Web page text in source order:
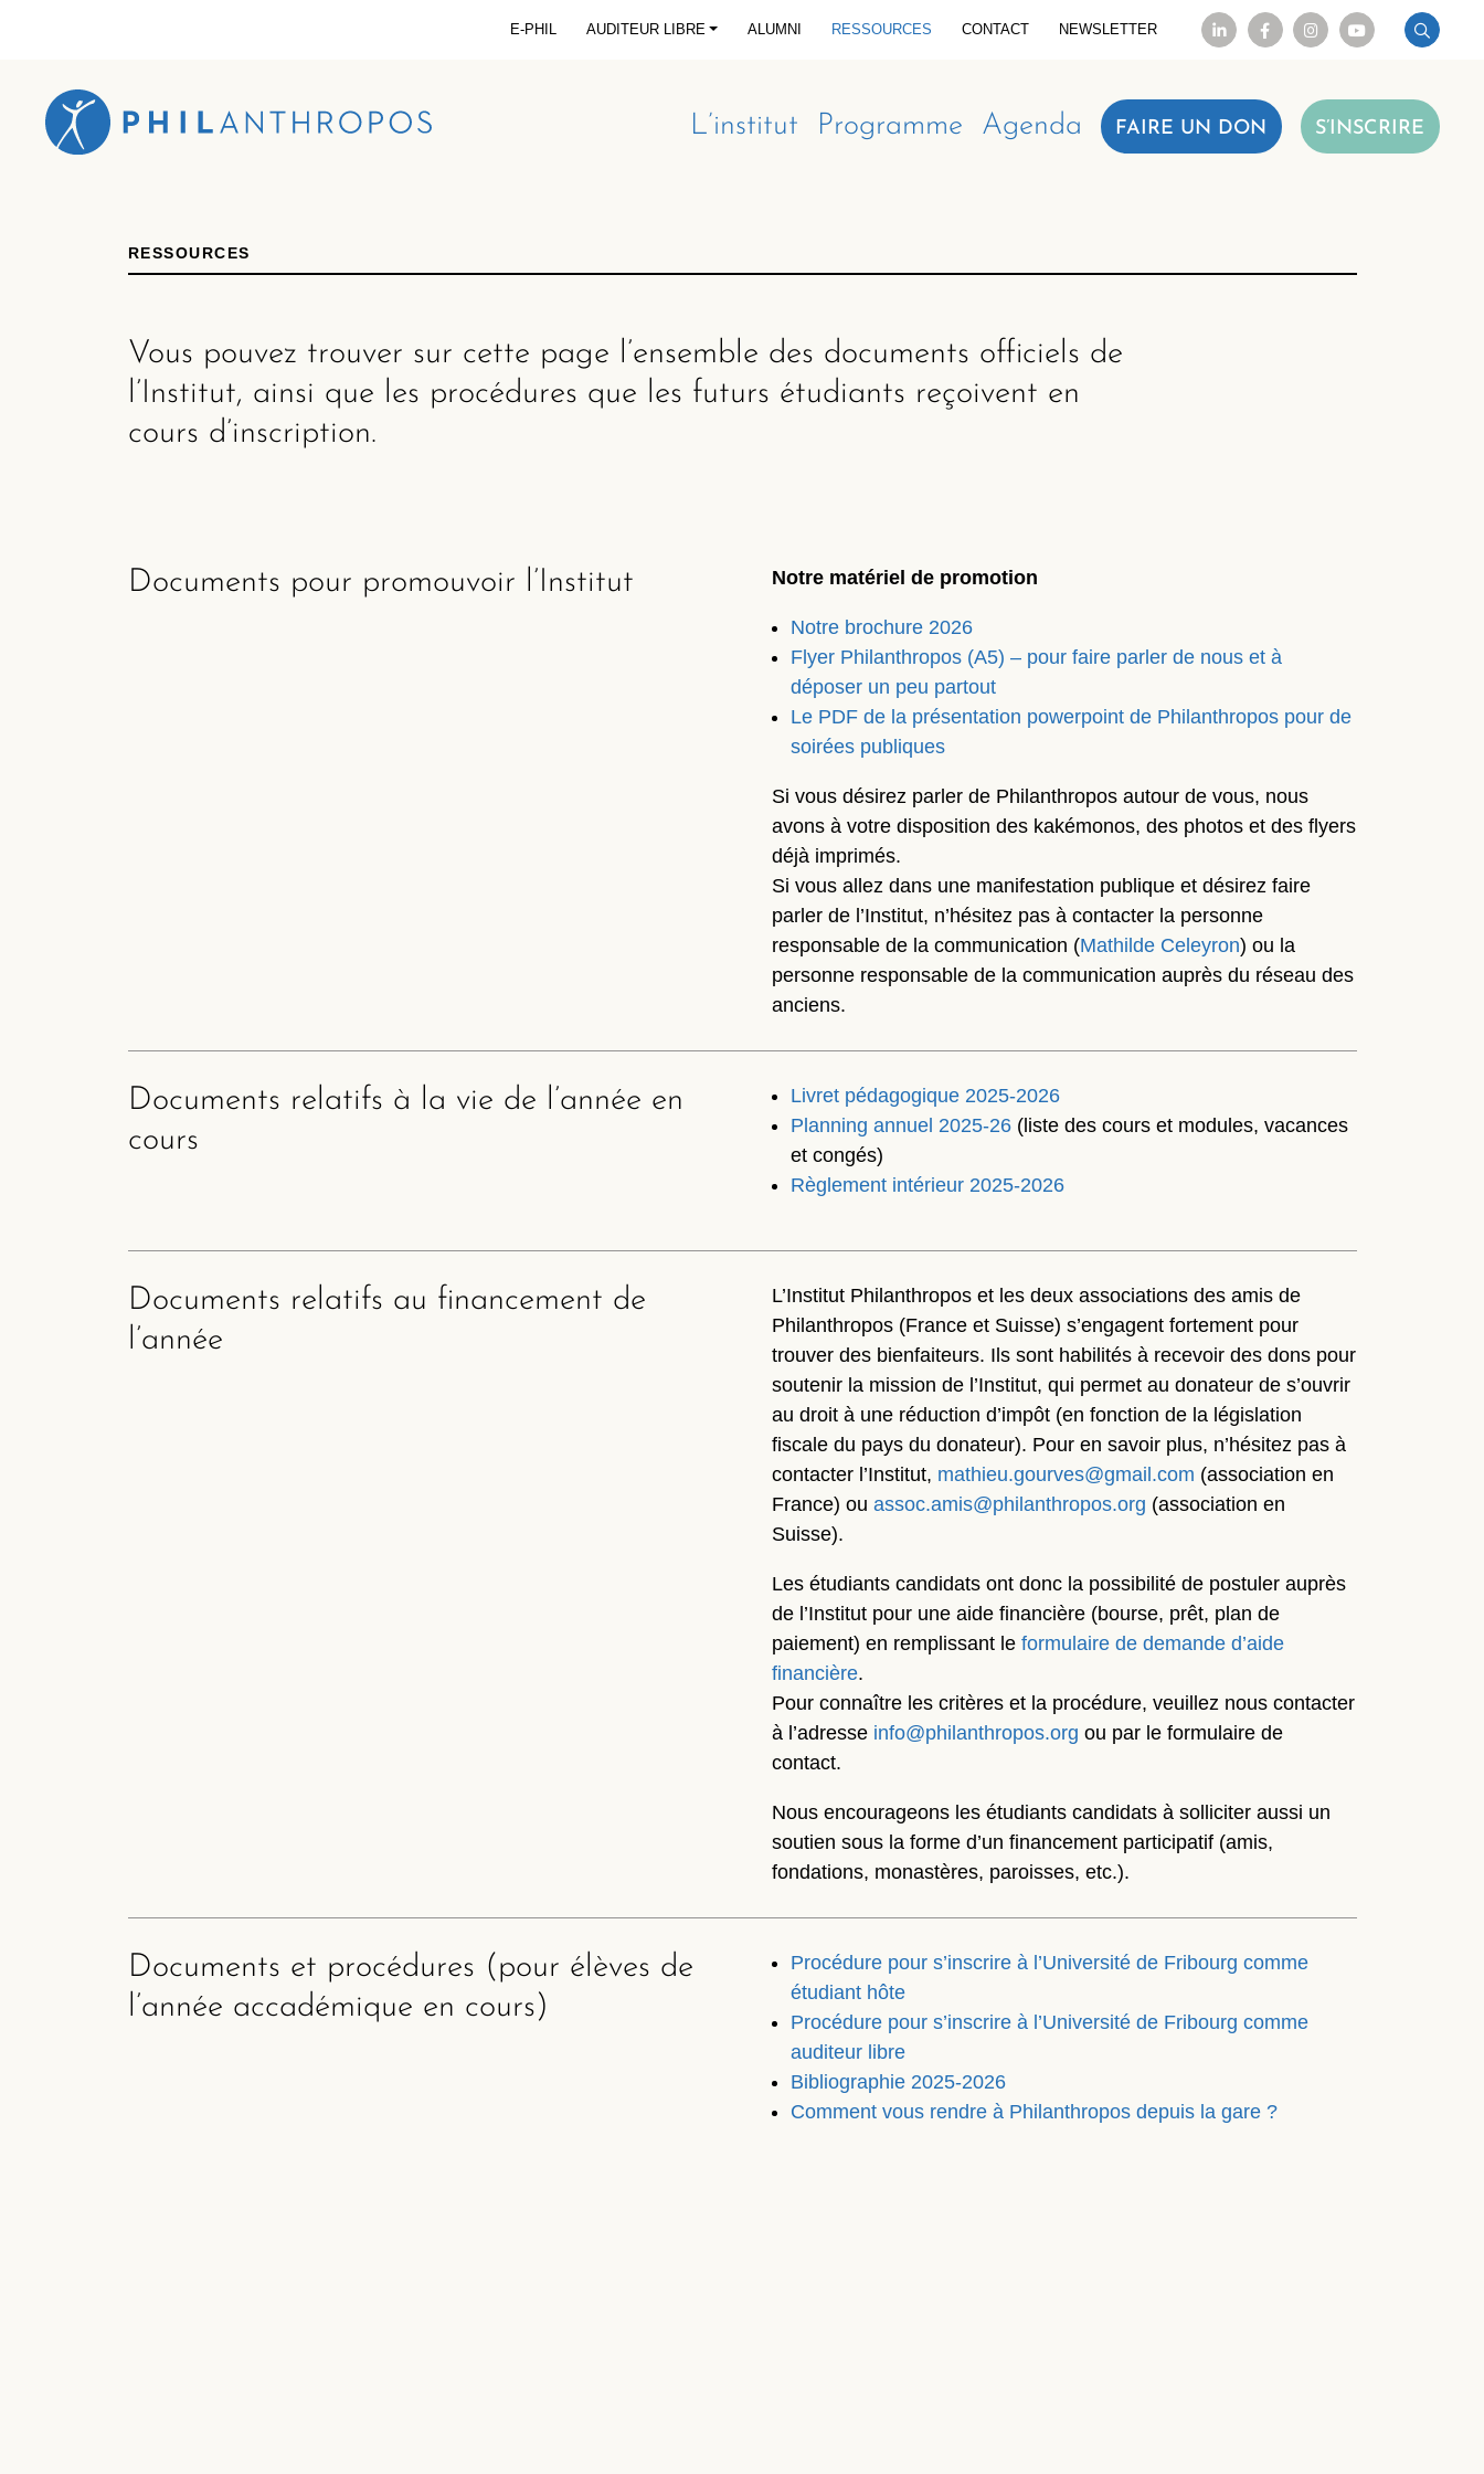
E-PHIL AUDITEUR LIBRE ALUMNI RESSOURCES CONTACT NEWSLETTER
L’institut Programme Agenda FAIRE UN DON S’INSCRIRE
RESSOURCES
Vous pouvez trouver sur cette page l’ensemble des documents officiels de
l’Institut, ainsi que les procédures que les futurs étudiants reçoivent en
cours d’inscription.
Documents pour promouvoir l’Institut Notre matériel de promotion
Notre brochure 2026
Flyer Philanthropos (A5) – pour faire parler de nous et à
déposer un peu partout
Le PDF de la présentation powerpoint de Philanthropos pour de
soirées publiques
Si vous désirez parler de Philanthropos autour de vous, nous
avons à votre disposition des kakémonos, des photos et des flyers
déjà imprimés.
Si vous allez dans une manifestation publique et désirez faire
parler de l’Institut, n’hésitez pas à contacter la personne
responsable de la communication (Mathilde Celeyron) ou la
personne responsable de la communication auprès du réseau des
anciens.
Documents relatifs à la vie de l’année en
cours
Livret pédagogique 2025-2026
Planning annuel 2025-26 (liste des cours et modules, vacances
et congés)
Règlement intérieur 2025-2026
Documents relatifs au financement de
l’année
L’Institut Philanthropos et les deux associations des amis de
Philanthropos (France et Suisse) s’engagent fortement pour
trouver des bienfaiteurs. Ils sont habilités à recevoir des dons pour
soutenir la mission de l’Institut, qui permet au donateur de s’ouvrir
au droit à une réduction d’impôt (en fonction de la législation
fiscale du pays du donateur). Pour en savoir plus, n’hésitez pas à
contacter l’Institut, mathieu.gourves@gmail.com (association en
France) ou assoc.amis@philanthropos.org (association en
Suisse).
Les étudiants candidats ont donc la possibilité de postuler auprès
de l’Institut pour une aide financière (bourse, prêt, plan de
paiement) en remplissant le formulaire de demande d’aide
financière.
Pour connaître les critères et la procédure, veuillez nous contacter
à l’adresse info@philanthropos.org ou par le formulaire de
contact.
Nous encourageons les étudiants candidats à solliciter aussi un
soutien sous la forme d’un financement participatif (amis,
fondations, monastères, paroisses, etc.).
Documents et procédures (pour élèves de
l’année accadémique en cours)
Procédure pour s’inscrire à l’Université de Fribourg comme
étudiant hôte
Procédure pour s’inscrire à l’Université de Fribourg comme
auditeur libre
Bibliographie 2025-2026
Comment vous rendre à Philanthropos depuis la gare ?